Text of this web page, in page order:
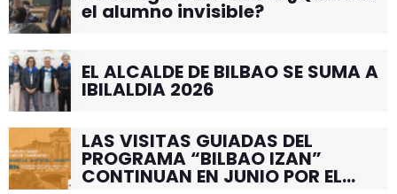
el alumno invisible?
EL ALCALDE DE BILBAO SE SUMA A
IBILALDIA 2026
LAS VISITAS GUIADAS DEL
PROGRAMA “BILBAO IZAN”
CONTINUAN EN JUNIO POR EL